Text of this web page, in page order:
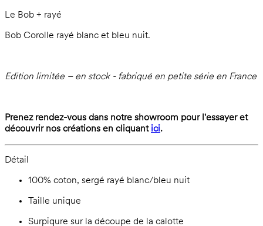
Le Bob + rayé
Bob Corolle rayé blanc et bleu nuit.
Edition limitée – en stock - fabriqué en petite série en France
Prenez rendez-vous dans notre showroom pour l'essayer et
découvrir nos créations en cliquant ici.
Détail
100% coton, sergé rayé blanc/bleu nuit
Taille unique
Surpiqure sur la découpe de la calotte